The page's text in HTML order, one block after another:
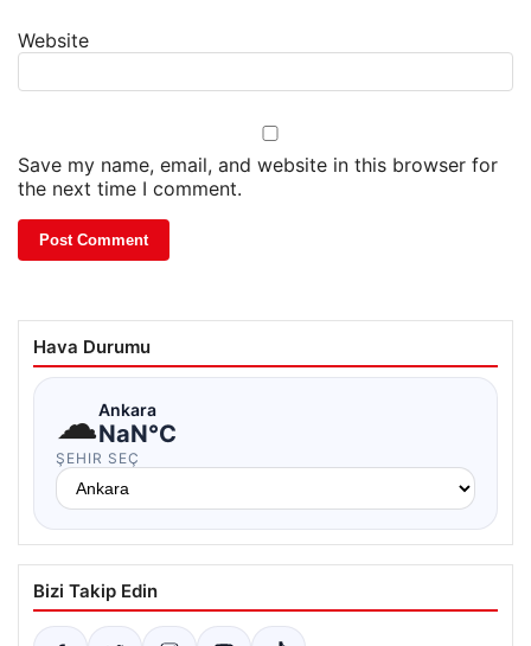
Website
Save my name, email, and website in this browser for
the next time I comment.
Hava Durumu
☁Ankara
NaN°C
ŞEHIR SEÇ
Bizi Takip Edin